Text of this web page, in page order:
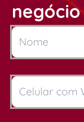
negócio